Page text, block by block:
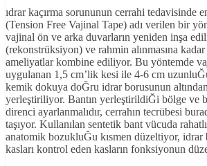
ıdrar kaçırma sorununun cerrahi tedavisinde
(Tension Free Vajinal Tape) adı verilen bir
vajinal ön ve arka duvarların yeniden inşa
(rekonstrüksiyon) ve rahmin alınmasına
ameliyatlar kombine ediliyor. Bu yöntemde
uygulanan 1,5 cm’lik kesi ile 4-6 cm
kemik dokuya doĞru idrar borusunun
yerleştiriliyor. Bantın yerleştirildiĞi bölge ve
direnci ayarlanmalıdır, cerrahın tecrübesi
taşıyor. Kullanılan sentetik bant vücuda
anatomik bozukluĞu kısmen düzeltiyor, idrar
kasları kontrol eden kasların fonksiyonun